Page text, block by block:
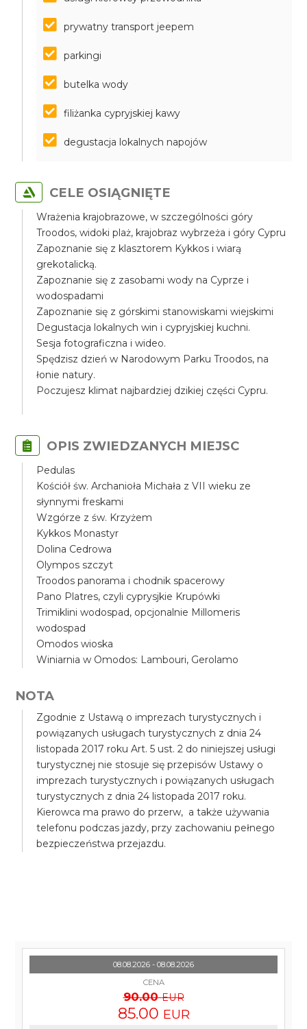
prywatny transport jeepem
parkingi
butelka wody
filiżanka cypryjskiej kawy
degustacja lokalnych napojów
CELE OSIĄGNIĘTE
Wrażenia krajobrazowe, w szczególności góry
Troodos, widoki plaż, krajobraz wybrzeża i góry Cypru
Zapoznanie się z klasztorem Kykkos i wiarą
grekotalicką.
Zapoznanie się z zasobami wody na Cyprze i
wodospadami
Zapoznanie się z górskimi stanowiskami wiejskimi
Degustacja lokalnych win i cypryjskiej kuchni.
Sesja fotograficzna i wideo.
Spędzisz dzień w Narodowym Parku Troodos, na
łonie natury.
Poczujesz klimat najbardziej dzikiej części Cypru.
OPIS ZWIEDZANYCH MIEJSC
Pedulas
Kościół św. Archanioła Michała z VII wieku ze
słynnymi freskami
Wzgórze z św. Krzyżem
Kykkos Monastyr
Dolina Cedrowa
Olympos szczyt
Troodos panorama i chodnik spacerowy
Pano Platres, czyli cyprysjkie Krupówki
Trimiklini wodospad, opcjonalnie Millomeris
wodospad
Omodos wioska
Winiarnia w Omodos: Lambouri, Gerolamo
NOTA
Zgodnie z Ustawą o imprezach turystycznych i
powiązanych usługach turystycznych z dnia 24
listopada 2017 roku Art. 5 ust. 2 do niniejszej usługi
turystycznej nie stosuje się przepisów Ustawy o
imprezach turystycznych i powiązanych usługach
turystycznych z dnia 24 listopada 2017 roku.
Kierowca ma prawo do przerw, a także używania
telefonu podczas jazdy, przy zachowaniu pełnego
bezpieczeństwa przejazdu.
08.08.2026 - 08.08.2026
CENA
90.00 EUR
85.00 EUR